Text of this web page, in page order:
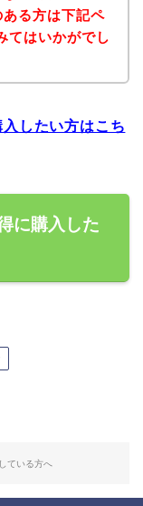
る方は下記ペ
てはいかがでし
したい方はこち
に購入した
ている方へ